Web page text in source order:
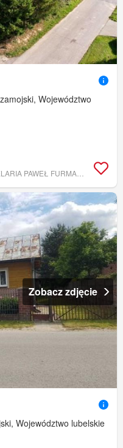
Województwo
Zobacz zdjęcie
Województwo lubelskie